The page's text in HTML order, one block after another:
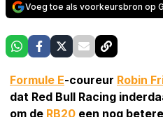
Voeg toe als voorkeursbron op
Formule E-coureur Robin
dat Red Bull Racing
om de RB20 een nog